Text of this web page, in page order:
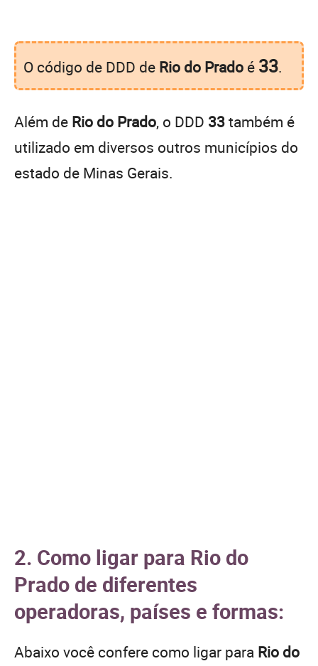
O código de DDD de Rio do Prado é 33.
Além de Rio do Prado, o DDD 33também é
utilizado em diversos outros municípios do
estado de Minas Gerais.
2. Como ligar para Rio do
Prado de diferentes
operadoras, países e formas:
Abaixo você confere como ligar para Rio do